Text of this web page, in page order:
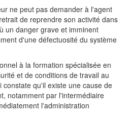
ne peut pas demander à l'agent
de reprendre son activité dans
un danger grave et imminent
d'une défectuosité du système
à la formation spécialisée en
et de conditions de travail au
constate qu'il existe une cause de
notamment par l'intermédiaire
l'administration